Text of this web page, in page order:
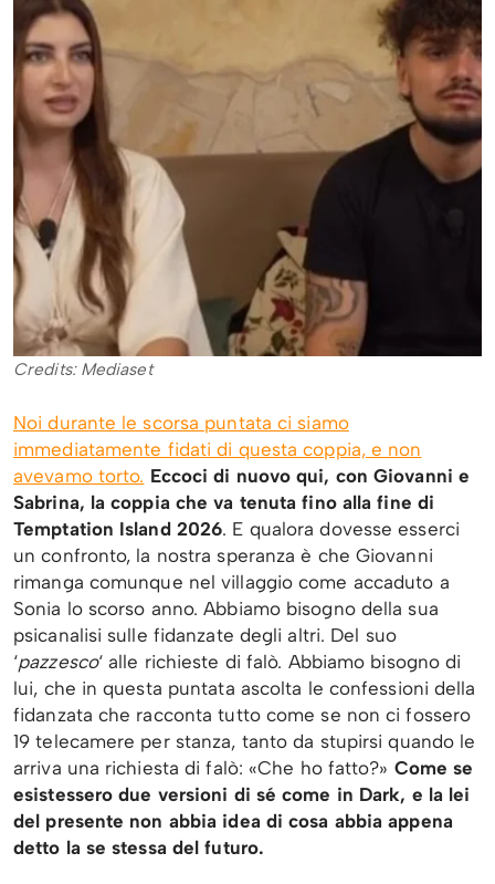
Credits: Mediaset
Noi durante le scorsa puntata ci siamo
immediatamente fidati di questa coppia, e non
avevamo torto. Eccoci di nuovo qui, con Giovanni e
Sabrina, la coppia che va tenuta fino alla fine di
Temptation Island 2026. E qualora dovesse esserci
un confronto, la nostra speranza è che Giovanni
rimanga comunque nel villaggio come accaduto a
Sonia lo scorso anno. Abbiamo bisogno della sua
psicanalisi sulle fidanzate degli altri. Del suo
‘pazzesco‘ alle richieste di falò. Abbiamo bisogno di
lui, che in questa puntata ascolta le confessioni della
fidanzata che racconta tutto come se non ci fossero
19 telecamere per stanza, tanto da stupirsi quando le
arriva una richiesta di falò: «Che ho fatto?» Come se
esistessero due versioni di sé come in Dark, e la lei
del presente non abbia idea di cosa abbia appena
detto la se stessa del futuro.